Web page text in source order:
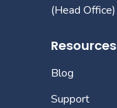
(Head Office)
Resources
Blog
Support